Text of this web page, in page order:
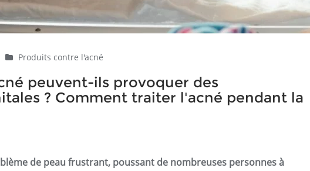
Produits contre l'acné
peuvent-ils provoquer des
? Comment traiter l'acné pendant la
de peau frustrant, poussant de nombreuses personnes à